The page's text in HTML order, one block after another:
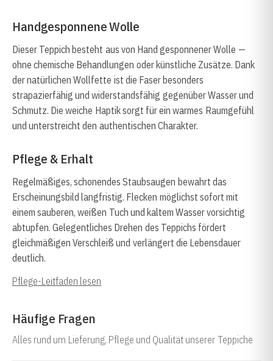
Handgesponnene Wolle
Dieser Teppich besteht aus von Hand gesponnener Wolle —
ohne chemische Behandlungen oder künstliche Zusätze. Dank
der natürlichen Wollfette ist die Faser besonders
strapazierfähig und widerstandsfähig gegenüber Wasser und
Schmutz. Die weiche Haptik sorgt für ein warmes Raumgefühl
und unterstreicht den authentischen Charakter.
Pflege & Erhalt
Regelmäßiges, schonendes Staubsaugen bewahrt das
Erscheinungsbild langfristig. Flecken möglichst sofort mit
einem sauberen, weißen Tuch und kaltem Wasser vorsichtig
abtupfen. Gelegentliches Drehen des Teppichs fördert
gleichmäßigen Verschleiß und verlängert die Lebensdauer
deutlich.
Pflege-Leitfaden lesen
Häufige Fragen
Alles rund um Lieferung, Pflege und Qualität unserer Teppiche